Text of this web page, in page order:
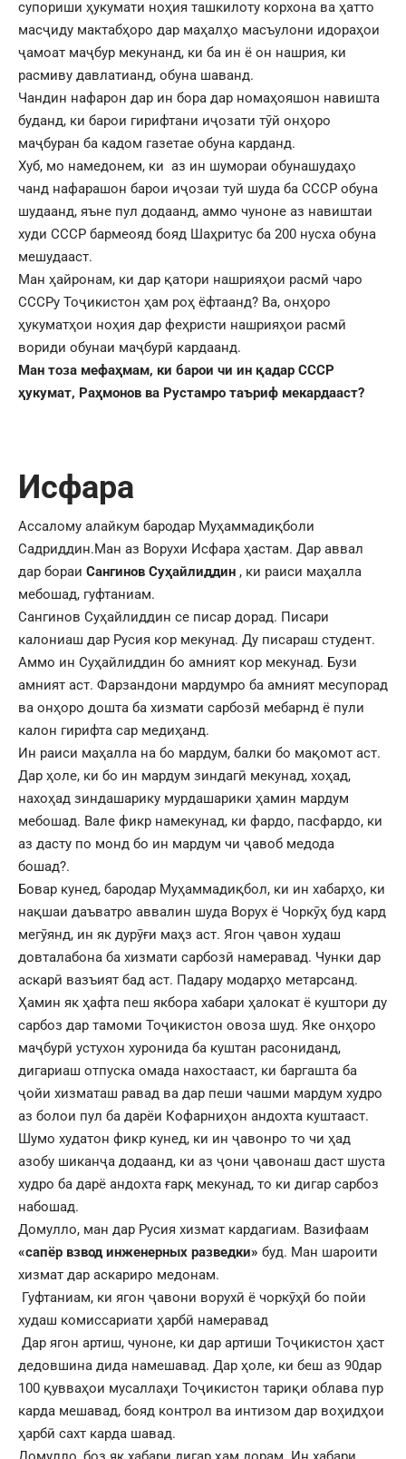
супориши ҳукумати ноҳия ташкилоту корхона ва ҳатто
масҷиду мактабҳоро дар маҳалҳо масъулони идораҳои
ҷамоат маҷбур мекунанд, ки ба ин ё он нашрия, ки
расмиву давлатианд, обуна шаванд.
Чандин нафарон дар ин бора дар номаҳояшон навишта
буданд, ки барои гирифтани иҷозати тӯй онҳоро
маҷбуран ба кадом газетае обуна карданд.
Хуб, мо намедонем, ки аз ин шумораи обунашудаҳо
чанд нафарашон барои иҷозаи туй шуда ба СССР обуна
шудаанд, яъне пул додаанд, аммо чуноне аз навиштаи
худи СССР бармеояд бояд Шаҳритус ба 200 нусха обуна
мешудааст.
Ман ҳайронам, ки дар қатори нашрияҳои расмӣ чаро
СССРу Тоҷикистон ҳам роҳ ёфтаанд? Ва, онҳоро
ҳукуматҳои ноҳия дар феҳристи нашрияҳои расмӣ
вориди обунаи маҷбурӣ кардаанд.
Ман тоза мефаҳмам, ки барои чи ин қадар СССР
ҳукумат, Раҳмонов ва Рустамро таъриф мекардааст?
Исфара
Ассалому алайкум бародар Муҳаммадиқболи
Садриддин.Ман аз Ворухи Исфара ҳастам. Дар аввал
дар бораи Сангинов Суҳайлиддин , ки раиси маҳалла
мебошад, гуфтаниам.
Сангинов Суҳайлиддин се писар дорад. Писари
калониаш дар Русия кор мекунад. Ду писараш студент.
Аммо ин Суҳайлиддин бо амният кор мекунад. Бузи
амният аст. Фарзандони мардумро ба амният месупорад
ва онҳоро дошта ба хизмати сарбозӣ мебарнд ё пули
калон гирифта сар медиҳанд.
Ин раиси маҳалла на бо мардум, балки бо мақомот аст.
Дар ҳоле, ки бо ин мардум зиндагӣ мекунад, хоҳад,
нахоҳад зиндашарику мурдашарики ҳамин мардум
мебошад. Вале фикр намекунад, ки фардо, пасфардо, ки
аз дасту по монд бо ин мардум чи ҷавоб медода
бошад?.
Бовар кунед, бародар Муҳаммадиқбол, ки ин хабарҳо, ки
нақшаи даъватро аввалин шуда Ворух ё Чоркӯҳ буд кард
мегӯянд, ин як дурӯғи маҳз аст. Ягон ҷавон худаш
довталабона ба хизмати сарбозӣ намеравад. Чунки дар
аскарӣ вазъият бад аст. Падару модарҳо метарсанд.
Ҳамин як ҳафта пеш якбора хабари ҳалокат ё куштори ду
сарбоз дар тамоми Тоҷикистон овоза шуд. Яке онҳоро
маҷбурӣ устухон хуронида ба куштан расониданд,
дигариаш отпуска омада нахостааст, ки баргашта ба
ҷойи хизматаш равад ва дар пеши чашми мардум худро
аз болои пул ба дарёи Кофарниҳон андохта куштааст.
Шумо худатон фикр кунед, ки ин ҷавонро то чи ҳад
азобу шиканҷа додаанд, ки аз ҷони ҷавонаш даст шуста
худро ба дарё андохта ғарқ мекунад, то ки дигар сарбоз
набошад.
Домулло, ман дар Русия хизмат кардагиам. Вазифаам
«сапëр взвод инженерных разведки» буд. Ман шароити
хизмат дар аскариро медонам.
Гуфтаниам, ки ягон ҷавони ворухӣ ё чоркӯҳӣ бо пойи
худаш комиссариати ҳарбӣ намеравад
Дар ягон артиш, чуноне, ки дар артиши Тоҷикистон ҳаст
дедовшина дида намешавад. Дар ҳоле, ки беш аз 90дар
100 қувваҳои мусаллаҳи Тоҷикистон тариқи облава пур
карда мешавад, бояд контрол ва интизом дар воҳидҳои
ҳарбӣ сахт карда шавад.